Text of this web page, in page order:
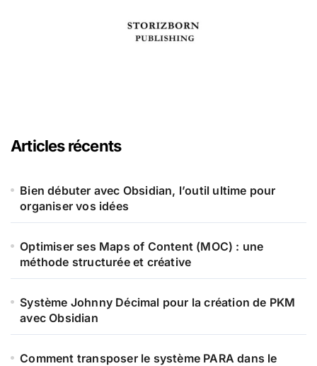
Articles récents
Bien débuter avec Obsidian, l’outil ultime pour
organiser vos idées
Optimiser ses Maps of Content (MOC) : une
méthode structurée et créative
Système Johnny Décimal pour la création de PKM
avec Obsidian
Comment transposer le système PARA dans le